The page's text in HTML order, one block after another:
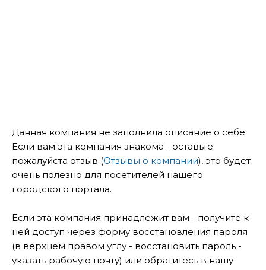
Данная компания не заполнила описание о себе.
Если вам эта компания знакома - оставьте
пожалуйста отзыв (Отзывы о компании), это будет
очень полезно для посетителей нашего
городского портала.
Если эта компания принадлежит вам - получите к
ней доступ через форму восстановления пароля
(в верхнем правом углу - восстановить пароль -
указать рабочую почту) или обратитесь в нашу